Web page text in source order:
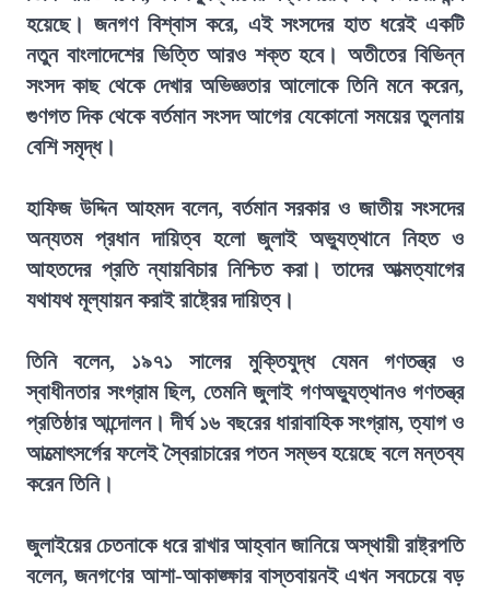
হয়েছে। জনগণ বিশ্বাস করে, এই সংসদের হাত ধরেই একটি
নতুন বাংলাদেশের ভিত্তি আরও শক্ত হবে। অতীতের বিভিন্ন
সংসদ কাছ থেকে দেখার অভিজ্ঞতার আলোকে তিনি মনে করেন,
গুণগত দিক থেকে বর্তমান সংসদ আগের যেকোনো সময়ের তুলনায়
বেশি সমৃদ্ধ।
হাফিজ উদ্দিন আহমদ বলেন, বর্তমান সরকার ও জাতীয় সংসদের
অন্যতম প্রধান দায়িত্ব হলো জুলাই অভ্যুত্থানে নিহত ও
আহতদের প্রতি ন্যায়বিচার নিশ্চিত করা। তাদের আত্মত্যাগের
যথাযথ মূল্যায়ন করাই রাষ্ট্রের দায়িত্ব।
তিনি বলেন, ১৯৭১ সালের মুক্তিযুদ্ধ যেমন গণতন্ত্র ও
স্বাধীনতার সংগ্রাম ছিল, তেমনি জুলাই গণঅভ্যুত্থানও গণতন্ত্র
প্রতিষ্ঠার আন্দোলন। দীর্ঘ ১৬ বছরের ধারাবাহিক সংগ্রাম, ত্যাগ ও
আত্মোৎসর্গের ফলেই স্বৈরাচারের পতন সম্ভব হয়েছে বলে মন্তব্য
করেন তিনি।
জুলাইয়ের চেতনাকে ধরে রাখার আহ্বান জানিয়ে অস্থায়ী রাষ্ট্রপতি
বলেন, জনগণের আশা-আকাঙ্ক্ষার বাস্তবায়নই এখন সবচেয়ে বড়